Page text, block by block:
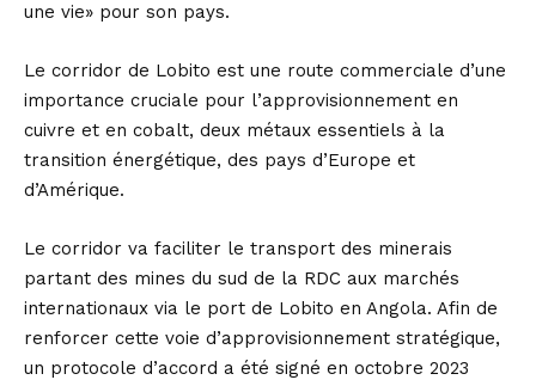
une vie» pour son pays.
Le corridor de Lobito est une route commerciale d’une
importance cruciale pour l’approvisionnement en
cuivre et en cobalt, deux métaux essentiels à la
transition énergétique, des pays d’Europe et
d’Amérique.
Le corridor va faciliter le transport des minerais
partant des mines du sud de la RDC aux marchés
internationaux via le port de Lobito en Angola. Afin de
renforcer cette voie d’approvisionnement stratégique,
un protocole d’accord a été signé en octobre 2023